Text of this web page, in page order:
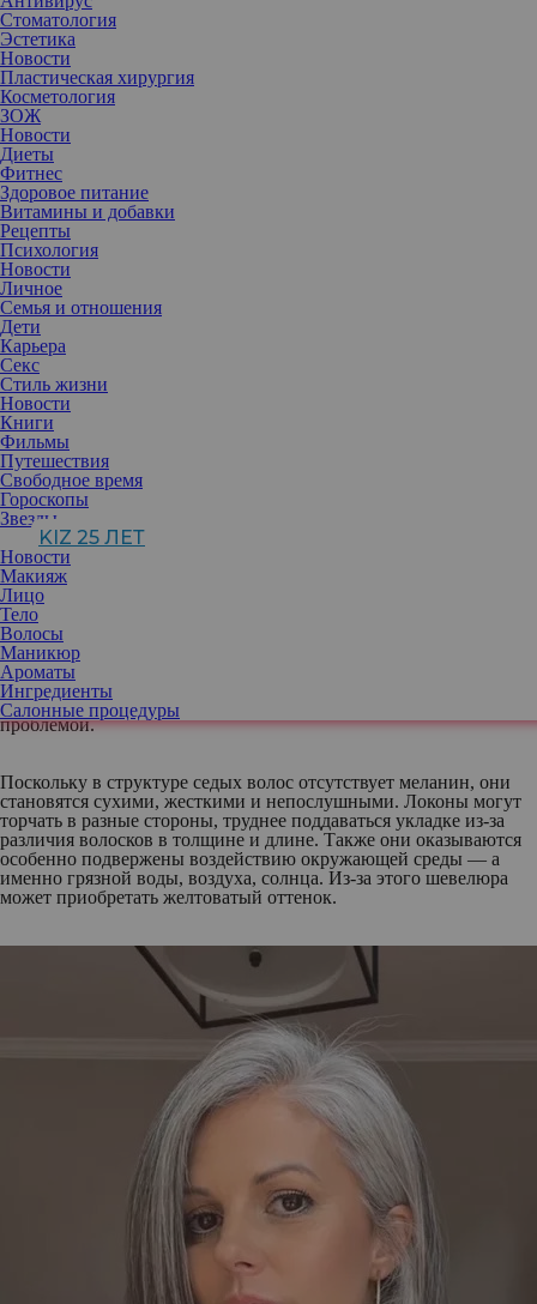
Стоматология
Эстетика
Новости
Пластическая хирургия
Косметология
ЗОЖ
Новости
Диеты
Фитнес
Здоровое питание
Витамины и добавки
Рецепты
Психология
Новости
Личное
Семья и отношения
Дети
Карьера
Секс
Стиль жизни
Новости
Книги
Фильмы
Путешествия
Свободное время
Гороскопы
Звезды
KIZ 25 ЛЕТ
Новости
Макияж
Лицо
Тело
Волосы
Маникюр
Ароматы
Ингредиенты
Салонные процедуры
Как только на голове появляются эти первые признаки старения,
многие женщины тут же записываются в салон на окрашивание.
Однако иметь роскошную шевелюру можно и без похода к
колористу.
Отрицание, гнев, торг, депрессия и принятие — через эти
стадии проходит любая женщина, когда обнаруживает на своей
голове первую седину. Дальнейшие действия предсказать
несложно: серебристые волоски отстригаются, и производится
срочная запись на окрашивание.
Со временем седины появляется все больше, а скрыть ее
становится сложнее. Тогда некоторые женщины решаются
перестать прятать ее под слоями краски и отращивают
серебристую шевелюру. Однако и тут сталкиваются с новой
проблемой.
Поскольку в структуре седых волос отсутствует меланин, они
становятся сухими, жесткими и непослушными. Локоны могут
торчать в разные стороны, труднее поддаваться укладке из-за
различия волосков в толщине и длине. Также они оказываются
особенно подвержены воздействию окружающей среды — а
именно грязной воды, воздуха, солнца. Из-за этого шевелюра
может приобретать желтоватый оттенок.